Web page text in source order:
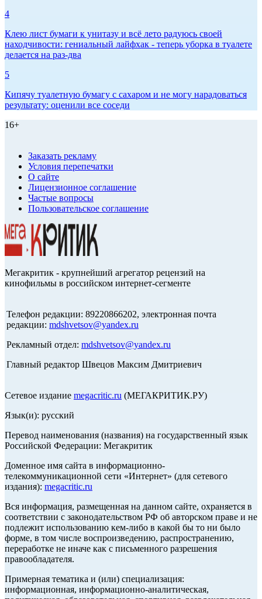
4
Клею лист бумаги к унитазу и всё лето радуюсь своей
находчивости: гениальный лайфхак - теперь уборка в туалете
делается на раз-два
5
Кипячу туалетную бумагу с сахаром и не могу нарадоваться
результату: оценили все соседи
16+
Заказать рекламу
Условия перепечатки
О сайте
Лицензионное соглашение
Частые вопросы
Пользовательское соглашение
Мегакритик - крупнейший агрегатор рецензий на
кинофильмы в российском интернет-сегменте
Телефон редакции: 89220866202, электронная почта
редакции: mdshvetsov@yandex.ru
Рекламный отдел: mdshvetsov@yandex.ru
Главный редактор Швецов Максим Дмитриевич
Сетевое издание megacritic.ru (МЕГАКРИТИК.РУ)
Язык(и): русский
Перевод наименования (названия) на государственный язык
Российской Федерации: Мегакритик
Доменное имя сайта в информационно-
телекоммуникационной сети «Интернет» (для сетевого
издания): megacritic.ru
Вся информация, размещенная на данном сайте, охраняется в
соответствии с законодательством РФ об авторском праве и не
подлежит использованию кем-либо в какой бы то ни было
форме, в том числе воспроизведению, распространению,
переработке не иначе как с письменного разрешения
правообладателя.
Примерная тематика и (или) специализация:
информационная, информационно-аналитическая,